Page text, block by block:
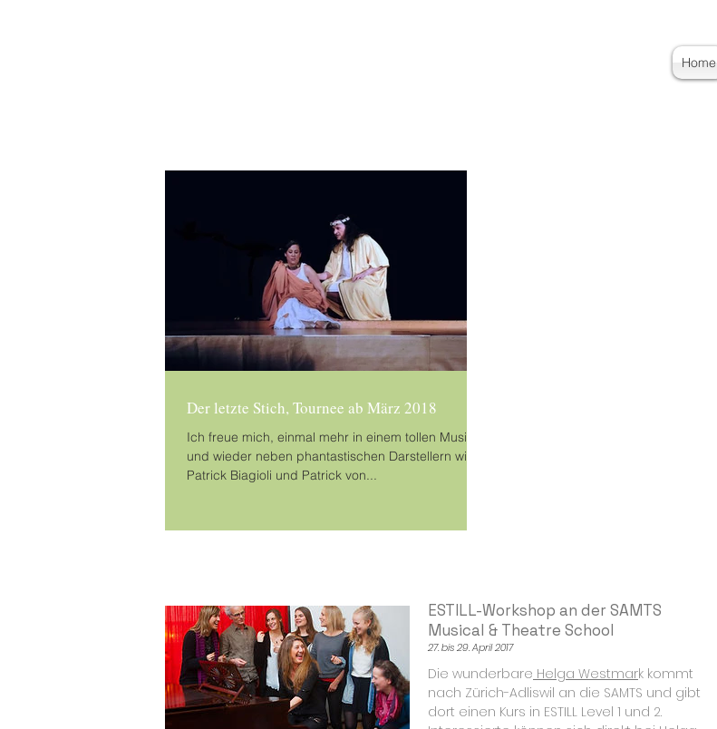
Home
Der letzte Stich, Tournee ab März 2018
Ich freue mich, einmal mehr in einem tollen Musical,
und wieder neben phantastischen Darstellern wie
Patrick Biagioli und Patrick von...
ESTILL-Workshop an der SAMTS
Musical & Theatre School
27. bis 29. April 2017
Die wunderbare Helga Westmark kommt
nach Zürich-Adliswil an die SAMTS und gibt
dort einen Kurs in ESTILL Level 1 und 2.